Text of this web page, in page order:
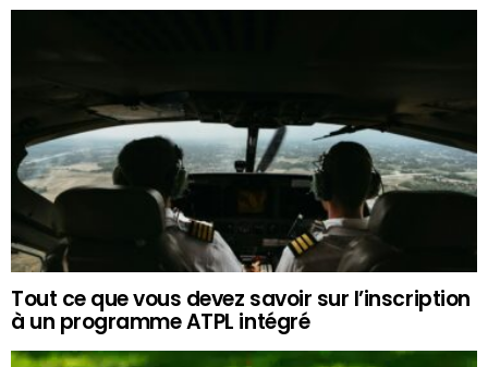
Tout ce que vous devez savoir sur l’inscription
à un programme ATPL intégré